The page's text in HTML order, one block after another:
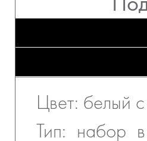
Цвет: белый
Тип: набор